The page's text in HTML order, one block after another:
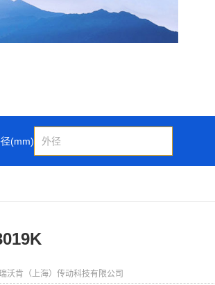
(mm)
沃肯（上海）传动科技有限公司